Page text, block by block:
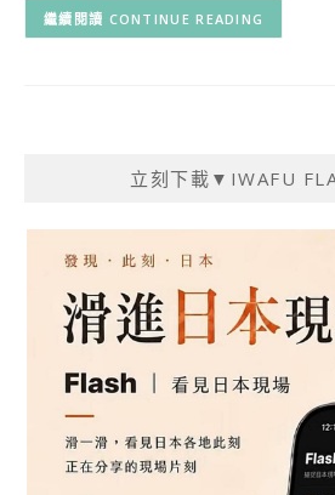
CONTINUE READING
立刻下載▼IWAFU